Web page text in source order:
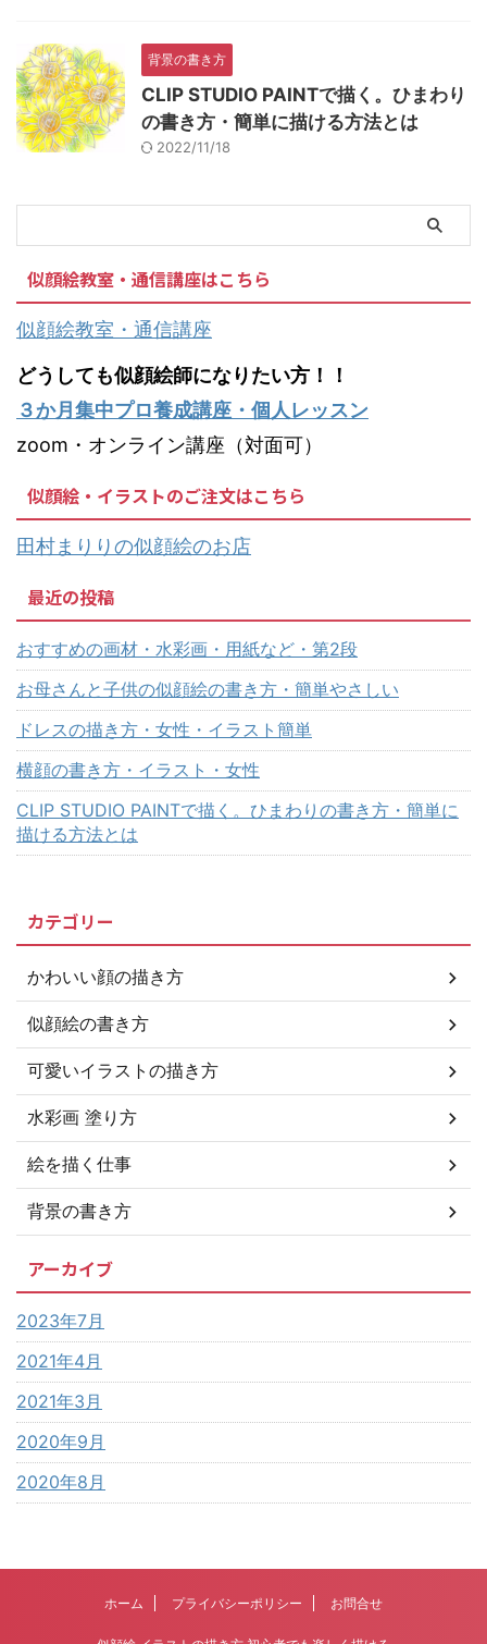
背景の書き方
CLIP STUDIO PAINTで描く。ひまわり
の書き方・簡単に描ける方法とは
2022/11/18
似顔絵教室・通信講座はこちら
似顔絵教室・通信講座
どうしても似顔絵師になりたい方！！
３か月集中プロ養成講座・個人レッスン
zoom・オンライン講座（対面可）
似顔絵・イラストのご注文はこちら
田村まりりの似顔絵のお店
最近の投稿
おすすめの画材・水彩画・用紙など・第2段
お母さんと子供の似顔絵の書き方・簡単やさしい
ドレスの描き方・女性・イラスト簡単
横顔の書き方・イラスト・女性
CLIP STUDIO PAINTで描く。ひまわりの書き方・簡単に
描ける方法とは
カテゴリー
かわいい顔の描き方
似顔絵の書き方
可愛いイラストの描き方
水彩画 塗り方
絵を描く仕事
背景の書き方
アーカイブ
2023年7月
2021年4月
2021年3月
2020年9月
2020年8月
ホーム プライバシーポリシー お問合せ